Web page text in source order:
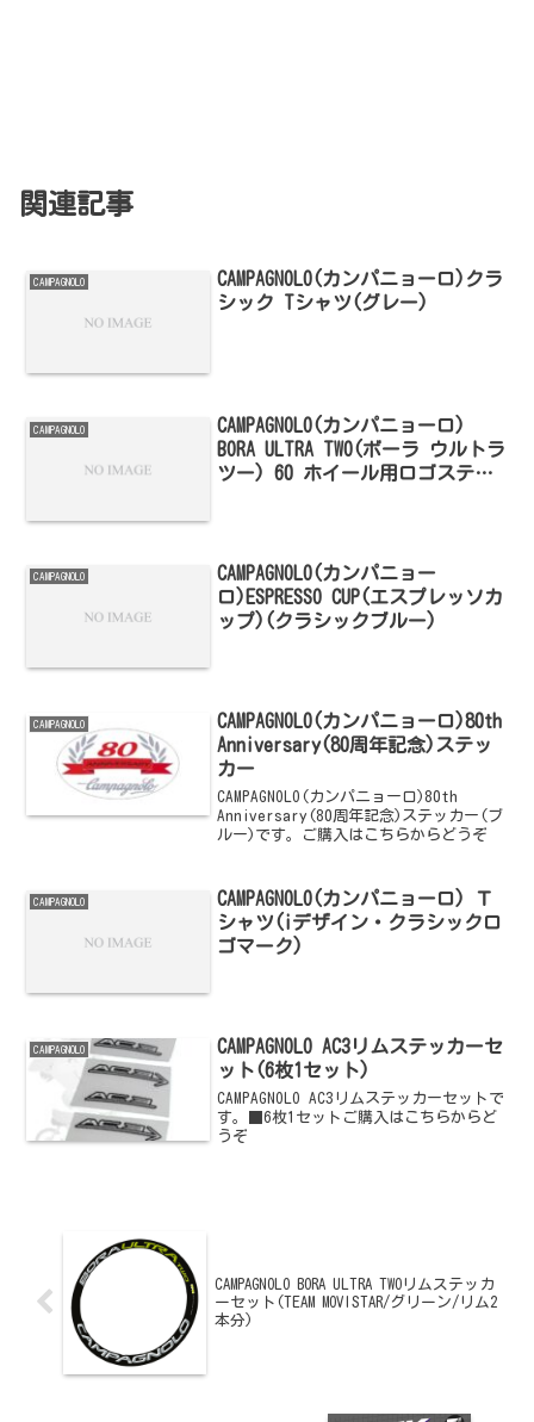
関連記事
CAMPAGNOLO
CAMPAGNOLO(カンパニョーロ)クラ
シック Tシャツ(グレー)
CAMPAGNOLO
CAMPAGNOLO(カンパニョーロ)
BORA ULTRA TWO(ボーラ ウルトラ
ツー) 60 ホイール用ロゴステッ
CAMPAGNOLO
CAMPAGNOLO(カンパニョー
ロ)ESPRESSO CUP(エスプレッソカ
ップ)(クラシックブルー)
CAMPAGNOLO
CAMPAGNOLO(カンパニョーロ)80th
Anniversary(80周年記念)ステッ
カー
CAMPAGNOLO(カンパニョーロ)80th
Anniversary(80周年記念)ステッカー(ブ
ルー)です。ご購入はこちらからどうぞ
CAMPAGNOLO
CAMPAGNOLO(カンパニョーロ) Ｔ
シャツ(iデザイン・クラシックロ
ゴマーク)
CAMPAGNOLO
CAMPAGNOLO AC3リムステッカーセ
ット(6枚1セット)
CAMPAGNOLO AC3リムステッカーセットで
す。■6枚1セットご購入はこちらからど
うぞ
CAMPAGNOLO BORA ULTRA TWOリムステッカ
ーセット(TEAM MOVISTAR/グリーン/リム2
本分)